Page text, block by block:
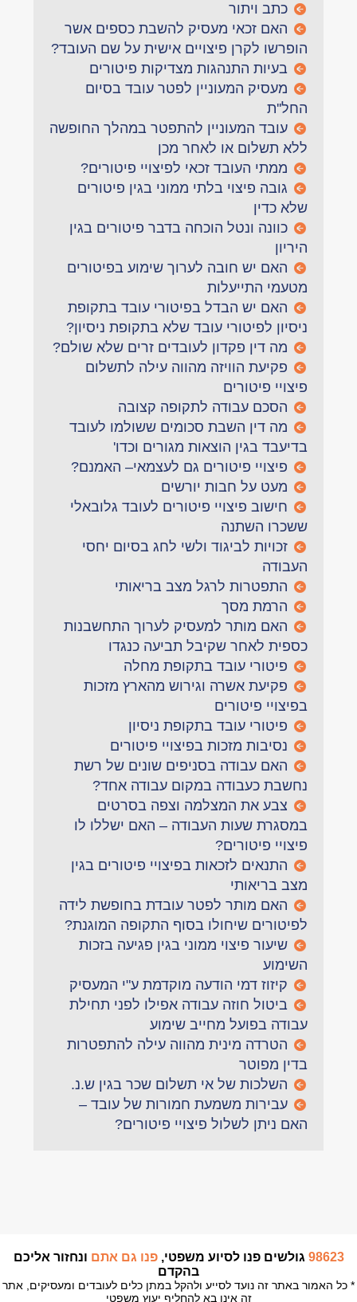
כתב ויתור
האם זכאי מעסיק להשבת כספים אשר
הופרשו לקרן פיצויים אישית על שם העובד?
בעיות התנהגות מצדיקות פיטורים
מעסיק המעוניין לפטר עובד בסיום
החל''ת
עובד המעוניין להתפטר במהלך החופשה
ללא תשלום או לאחר מכן
ממתי העובד זכאי לפיצויי פיטורים?
גובה פיצוי בלתי ממוני בגין פיטורים
שלא כדין
כוונה ונטל הוכחה בדבר פיטורים בגין
היריון
האם יש חובה לערוך שימוע בפיטורים
מטעמי התייעלות
האם יש הבדל בפיטורי עובד בתקופת
ניסיון לפיטורי עובד שלא בתקופת ניסיון?
מה דין פקדון לעובדים זרים שלא שולם?
פקיעת הוויזה מהווה עילה לתשלום
פיצויי פיטורים
הסכם עבודה לתקופה קצובה
מה דין השבת סכומים ששולמו לעובד
בדיעבד בגין הוצאות מגורים וכדו'
פיצויי פיטורים גם לעצמאי– האמנם?
מעט על חבות יורשים
חישוב פיצויי פיטורים לעובד גלובאלי
ששכרו השתנה
זכויות לביגוד ולשי לחג בסיום יחסי
העבודה
התפטרות לרגל מצב בריאותי
הרמת מסך
האם מותר למעסיק לערוך התחשבנות
כספית לאחר שקיבל תביעה כנגדו
פיטורי עובד בתקופת מחלה
פקיעת אשרה וגירוש מהארץ מזכות
בפיצויי פיטורים
פיטורי עובד בתקופת ניסיון
נסיבות מזכות בפיצויי פיטורים
האם עבודה בסניפים שונים של רשת
נחשבת כעבודה במקום עבודה אחד?
צבע את המצלמה וצפה בסרטים
במסגרת שעות העבודה – האם ישללו לו
פיצויי פיטורים?
התנאים לזכאות בפיצויי פיטורים בגין
מצב בריאותי
האם מותר לפטר עובדת בחופשת לידה
לפיטורים שיחולו בסוף התקופה המוגנת?
שיעור פיצוי ממוני בגין פגיעה בזכות
השימוע
קיזוז דמי הודעה מוקדמת ע"י המעסיק
ביטול חוזה עבודה אפילו לפני תחילת
עבודה בפועל מחייב שימוע
הטרדה מינית מהווה עילה להתפטרות
בדין מפוטר
השלכות של אי תשלום שכר בגין ש.נ.
עבירות משמעת חמורות של עובד –
האם ניתן לשלול פיצויי פיטורים?
98623 גולשים פנו לסיוע משפטי,פנו גם אתם ונחזור אליכם
בהקדם
* כל האמור באתר זה נועד לסייע ולהקל במתן כלים לעובדים ומעסיקים, אתר
זה אינו בא להחליף יעוץ משפטי